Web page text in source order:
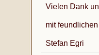
Vielen Dank
mit
Stefan Egri